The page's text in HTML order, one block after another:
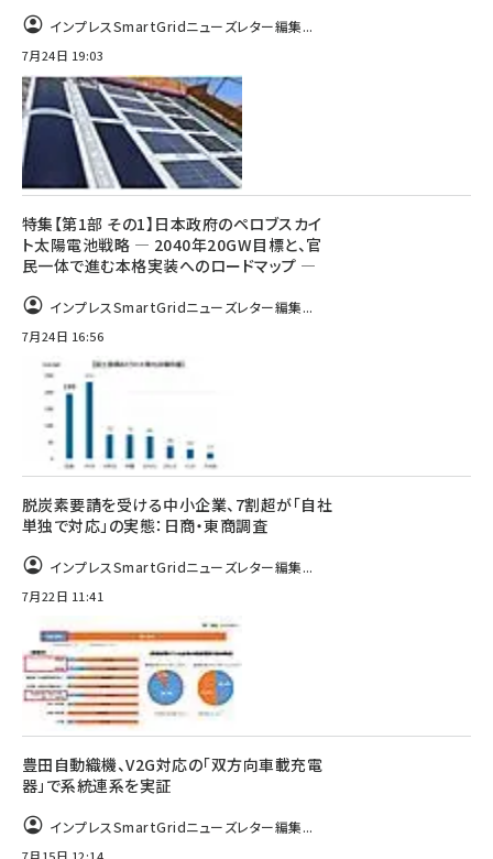
インプレスSmartGridニューズレター編集...
7月24日 19:03
特集【第1部 その1】日本政府のペロブスカイ
ト太陽電池戦略 ― 2040年20GW目標と、官
民一体で進む本格実装へのロードマップ ―
インプレスSmartGridニューズレター編集...
7月24日 16:56
脱炭素要請を受ける中小企業、7割超が「自社
単独で対応」の実態：日商・東商調査
インプレスSmartGridニューズレター編集...
7月22日 11:41
豊田自動織機、V2G対応の「双方向車載充電
器」で系統連系を実証
インプレスSmartGridニューズレター編集...
7月15日 12:14